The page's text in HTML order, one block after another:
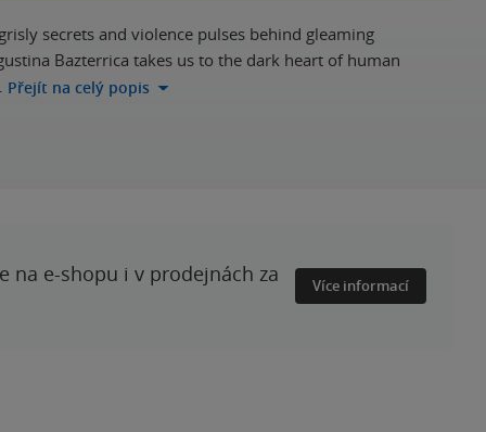
secrets and violence pulses behind gleaming
Bazterrica takes us to the dark heart of human
Přejít na celý popis
na e-shopu i v prodejnách za Více informací